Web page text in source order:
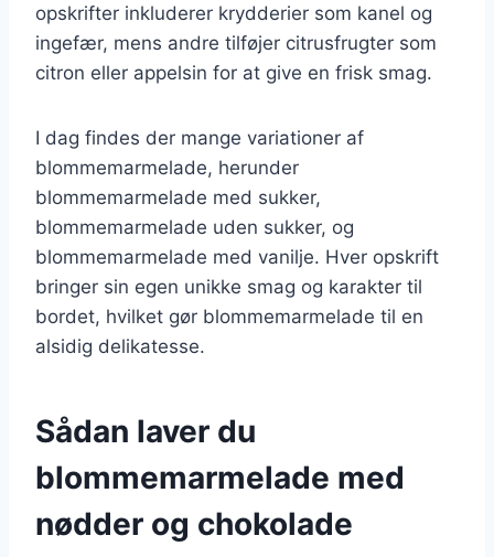
opskrifter inkluderer krydderier som kanel og
ingefær, mens andre tilføjer citrusfrugter som
citron eller appelsin for at give en frisk smag.
I dag findes der mange variationer af
blommemarmelade, herunder
blommemarmelade med sukker,
blommemarmelade uden sukker, og
blommemarmelade med vanilje. Hver opskrift
bringer sin egen unikke smag og karakter til
bordet, hvilket gør blommemarmelade til en
alsidig delikatesse.
Sådan laver du
blommemarmelade med
nødder og chokolade